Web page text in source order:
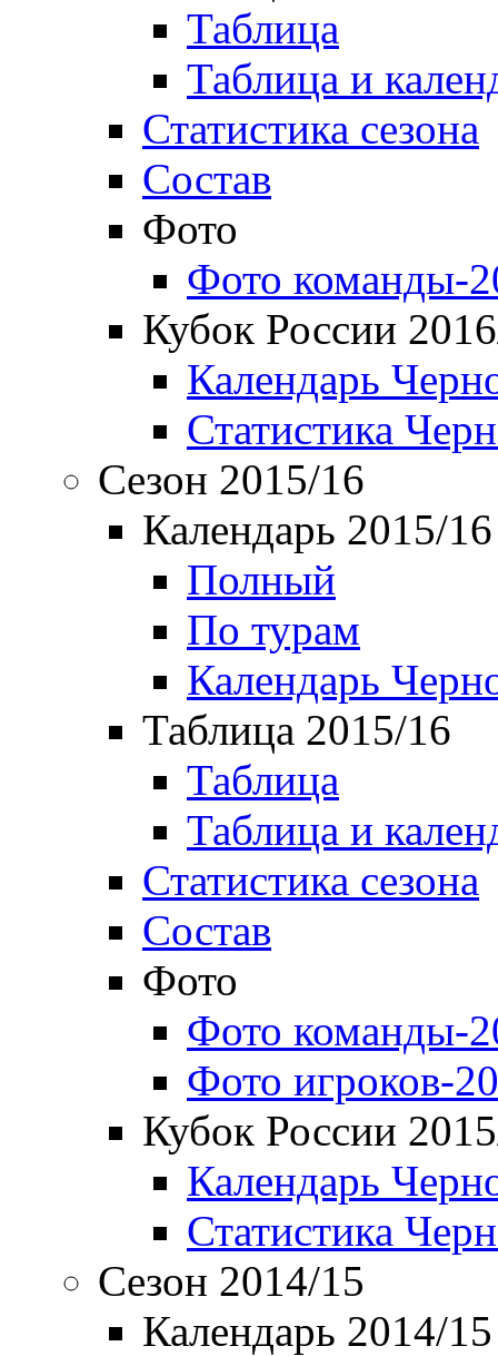
Таблица
Таблица и
Статистика сезона
Состав
Фото
Фото команды-
Кубок России
Календарь
Статистика
Сезон 2015/16
Календарь 2015/16
Полный
По турам
Календарь
Таблица 2015/16
Таблица
Таблица и
Статистика сезона
Состав
Фото
Фото команды-
Фото игроков-
Кубок России
Календарь
Статистика
Сезон 2014/15
Календарь 2014/15